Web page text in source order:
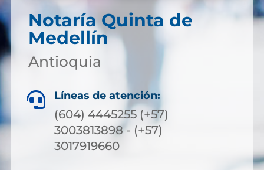
Notaría Quinta de
Medellín
Antioquia
 Líneas de atención:
(604) 4445255 (+57)
3003813898 - (+57)
3017919660